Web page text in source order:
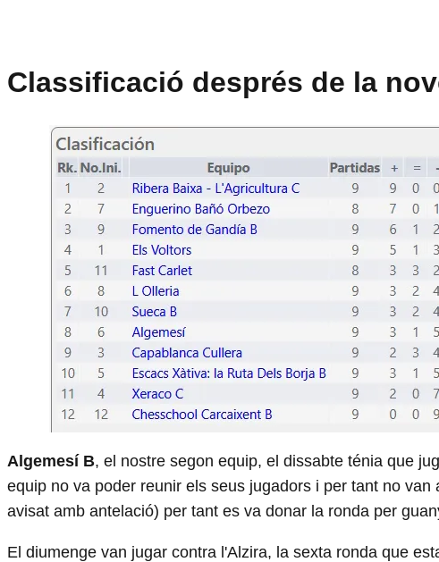
Classificació després de la
Algemesí B, el nostre segon equip, el dissabte ténia que
equip no va poder reunir els seus jugadors i per tant no van
avisat amb antelació) per tant es va donar la ronda per
El diumenge van jugar contra l'Alzira, la sexta ronda que